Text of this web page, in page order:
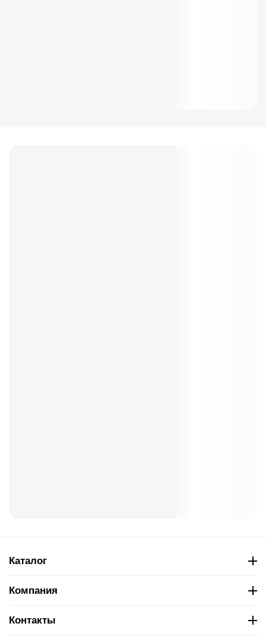
Каталог
Компания
Контакты